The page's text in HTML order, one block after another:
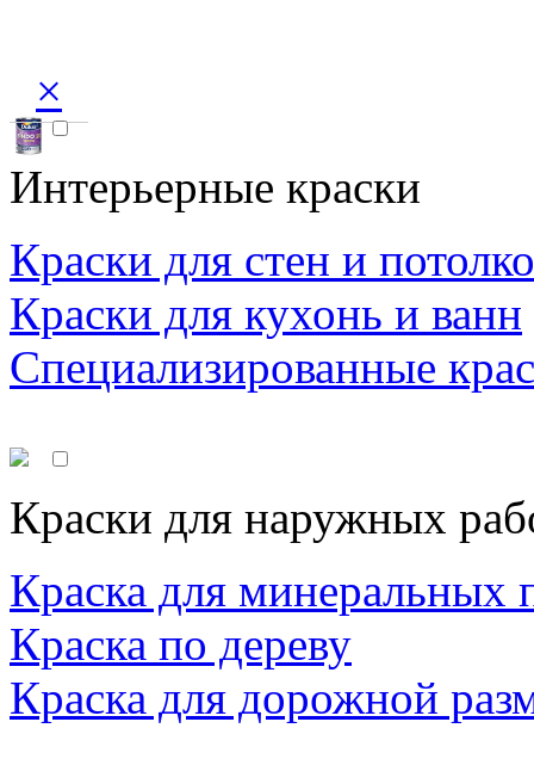
×
Интерьерные краски
Краски для стен и
Краски для кухонь и ванн
Специализированные
Краски для наружных
Краска для минеральных
Краска по дереву
Краска для дорожной